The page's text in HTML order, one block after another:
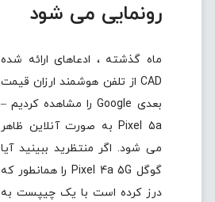
رونمایی می شود
ماه گذشته ، ادعاهای ارائه شده
CAD از تلفن هوشمند ارزان قیمت
بعدی Google را مشاهده کردیم –
Pixel 5a به صورت آنلاین ظاهر
می شود. اگر منتظرید ببینید آیا
گوگل Pixel 4a 5G را همانطور که
درز کرده است با یک چیپست به